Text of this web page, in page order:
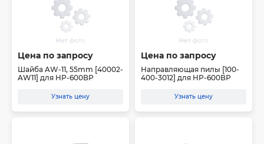
Цена по запросу
Шайба AW-11, 55mm [40002-
AW11] для HP-600ВР
Узнать цену
Цена по запросу
Направляющая пилы [100-
400-3012] для HP-600ВР
Узнать цену